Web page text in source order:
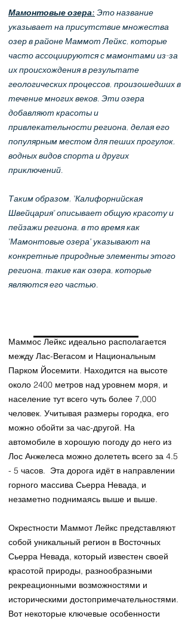
Мамонтовые озера: Это название
указывает на присутствие множества
озер в районе Маммот Лейкс, которые
часто ассоциируются с мамонтами из-за
их происхождения в результате
геологических процессов, произошедших в
течение многих веков. Эти озера
добавляют красоты и
привлекательности региона, делая его
популярным местом для пеших прогулок,
водных видов спорта и других
приключений.
Таким образом, "Калифорнийская
Швейцария" описывает общую красоту и
пейзажи региона, в то время как
"Мамонтовые озера" указывают на
конкретные природные элементы этого
региона, такие как озера, которые
являются его частью.
Маммос Лейкс идеально располагается
между Лас-Вегасом и Национальным
Парком Йосемити. Находится на высоте
около 2400 метров над уровнем моря, и
население тут всего чуть более 7,000
человек. Учитывая размеры городка, его
можно обойти за час-другой.​ На
автомобиле в хорошую погоду до него из
Лос Анжелеса можно долететь всего за 4.5
- 5 часов. Эта дорога идёт в направлении
горного массива Сьерра Невада, и
незаметно поднимаясь выше и выше.
Окрестности Маммот Лейкс представляют
собой уникальный регион в Восточных
Сьерра Невада, который известен своей
красотой природы, разнообразными
рекреационными возможностями и
историческими достопримечательностями.
Вот некоторые ключевые особенности